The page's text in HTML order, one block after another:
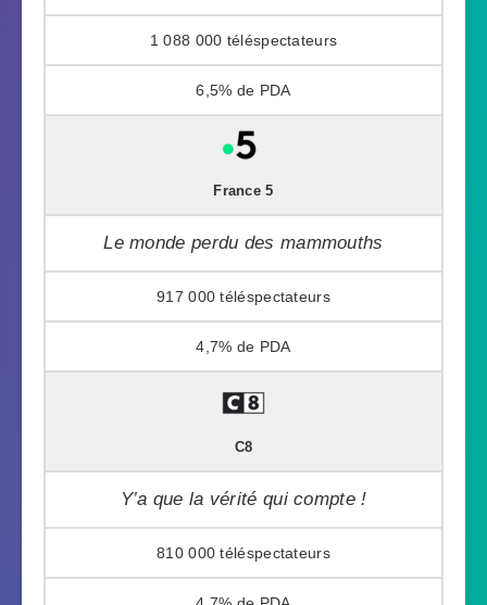
1 088 000
6,5%
France 5
Le monde perdu des mammouths
917 000
4,7%
C8
Y’a que la vérité qui compte !
810 000